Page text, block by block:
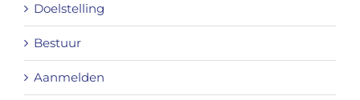
Doelstelling
Bestuur
Aanmelden